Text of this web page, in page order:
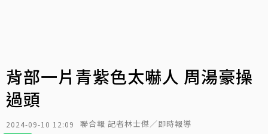
背部一片青紫色太嚇人 周湯豪操
過頭
2024-09-10 12:09 聯合報 記者林士傑／即時報導